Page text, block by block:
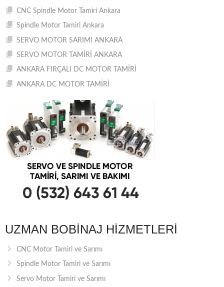
CNC Spindle Motor Tamiri Ankara
Spindle Motor Tamiri Ankara
SERVO MOTOR SARIMI ANKARA
SERVO MOTOR TAMİRİ ANKARA
ANKARA FIRÇALI DC MOTOR TAMİRİ
ANKARA DC MOTOR TAMİRİ
UZMAN BOBINAJ HIZMETLERI
CNC Motor Tamiri ve Sarımı
Spindle Motor Tamiri ve Sarımı
Servo Motor Tamiri ve Sarımı